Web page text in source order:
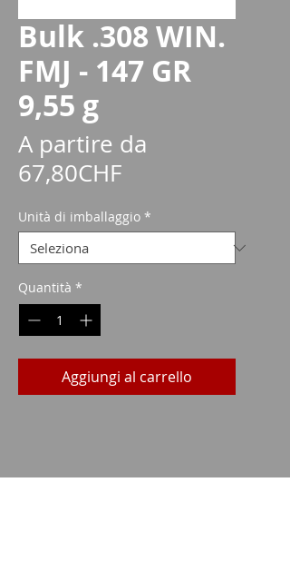
Bulk .308 WIN.
FMJ - 147 GR
9,55 g
A partire da
67,80CHFPrezzo
Unità di imballaggio *
Quantità *
Aggiungi al carrello